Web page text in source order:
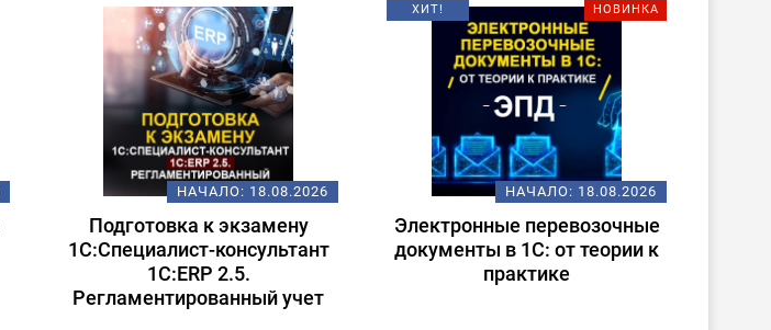
НАЧАЛО: 18.08.2026
Подготовка к экзамену
1С:Специалист-консультант
1С:ERP 2.5.
Регламентированный учет
НОВИНКА
ХИТ!
НАЧАЛО: 18.08.2026
Электронные перевозочные
документы в 1С: от теории к
практике